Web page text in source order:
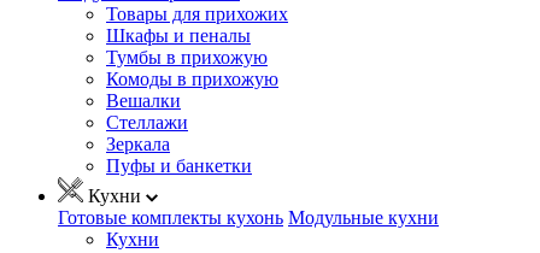
Товары для прихожих
Шкафы и пеналы
Тумбы в прихожую
Комоды в прихожую
Вешалки
Стеллажи
Зеркала
Пуфы и банкетки
Кухни
Готовые комплекты кухонь Модульные кухни
Кухни